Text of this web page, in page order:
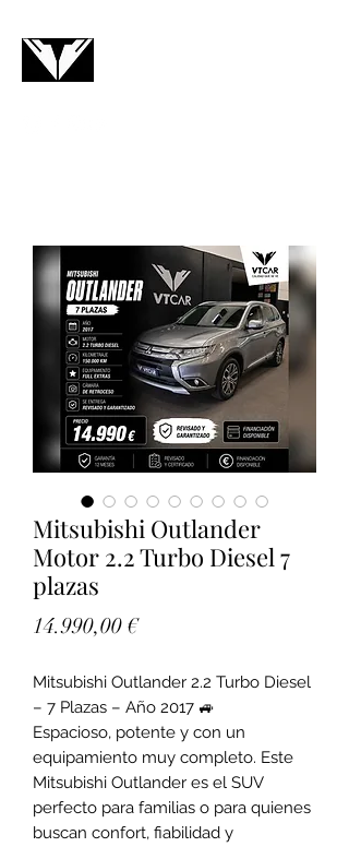
Mitsubishi Outlander
Motor 2.2 Turbo Diesel 7
plazas
14.990,00 €Precio
Mitsubishi Outlander 2.2 Turbo Diesel
– 7 Plazas – Año 2017 🚙
Espacioso, potente y con un
equipamiento muy completo. Este
Mitsubishi Outlander es el SUV
perfecto para familias o para quienes
buscan confort, fiabilidad y